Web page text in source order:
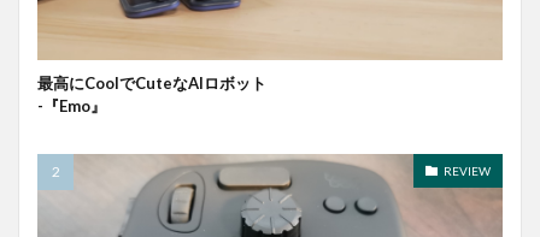
最高にCoolでCuteなAIロボット
-『Emo』
REVIEW